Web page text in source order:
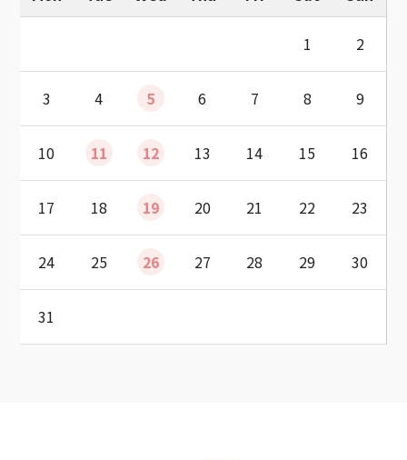
1 2
3 4 5 6 7 8 9
10 11 12 13 14 15 16
17 18 19 20 21 22 23
24 25 26 27 28 29 30
31